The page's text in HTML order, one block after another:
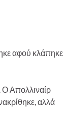
αφού κλάπηκε
Ο Απολλιναίρ
αλλά